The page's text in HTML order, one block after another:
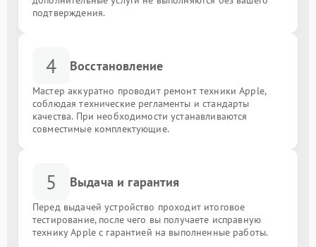
подтверждения.
4 Восстановление
Мастер аккуратно проводит ремонт техники Apple,
соблюдая технические регламенты и стандарты
качества. При необходимости устанавливаются
совместимые комплектующие.
5 Выдача и гарантия
Перед выдачей устройство проходит итоговое
тестирование, после чего вы получаете исправную
технику Apple с гарантией на выполненные работы.